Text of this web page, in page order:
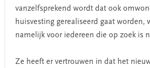
vanzelfsprekend wordt dat ook
huisvesting gerealiseerd gaat worden,
namelijk voor iedereen die op zoek is
Ze heeft er vertrouwen in dat het